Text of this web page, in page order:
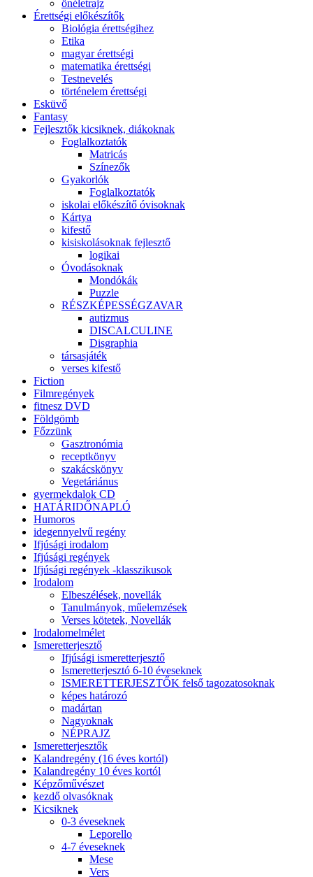
önéletrajz
Érettségi előkészítők
Biológia érettségihez
Etika
magyar érettségi
matematika érettségi
Testnevelés
történelem érettségi
Esküvő
Fantasy
Fejlesztők kicsiknek, diákoknak
Foglalkoztatók
Matricás
Színezők
Gyakorlók
Foglalkoztatók
iskolai előkészítő óvisoknak
Kártya
kifestő
kisiskolásoknak fejlesztő
logikai
Óvodásoknak
Mondókák
Puzzle
RÉSZKÉPESSÉGZAVAR
autizmus
DISCALCULINE
Disgraphia
társasjáték
verses kifestő
Fiction
Filmregények
fitnesz DVD
Földgömb
Főzzünk
Gasztronómia
receptkönyv
szakácskönyv
Vegetáriánus
gyermekdalok CD
HATÁRIDŐNAPLÓ
Humoros
idegennyelvű regény
Ifjúsági irodalom
Ifjúsági regények
Ifjúsági regények -klasszikusok
Irodalom
Elbeszélések, novellák
Tanulmányok, műelemzések
Verses kötetek, Novellák
Irodalomelmélet
Ismeretterjesztő
Ifjúsági ismeretterjesztő
Ismeretterjesztó 6-10 éveseknek
ISMERETTERJESZTŐK felső tagozatosoknak
képes határozó
madártan
Nagyoknak
NÉPRAJZ
Ismeretterjesztők
Kalandregény (16 éves kortól)
Kalandregény 10 éves kortól
Képzőművészet
kezdő olvasóknak
Kicsiknek
0-3 éveseknek
Leporello
4-7 éveseknek
Mese
Vers